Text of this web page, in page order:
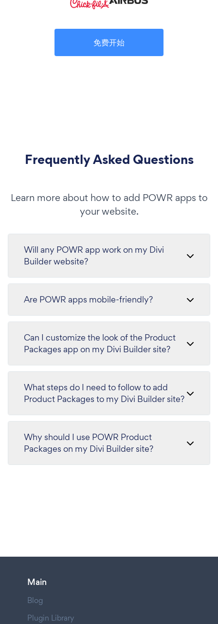
免费开始
Frequently Asked Questions
Learn more about how to add POWR apps to
your website.
Will any POWR app work on my Divi
Builder website?
Are POWR apps mobile-friendly?
Can I customize the look of the Product
Packages app on my Divi Builder site?
What steps do I need to follow to add
Product Packages to my Divi Builder site?
Why should I use POWR Product
Packages on my Divi Builder site?
Main
Blog
Plugin Library